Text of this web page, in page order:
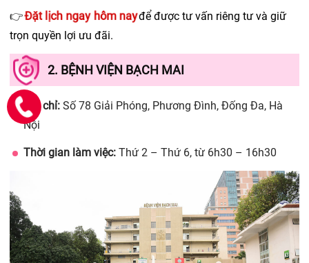
👉Đặt lịch ngay hôm nayđể được tư vấn riêng tư và giữ
trọn quyền lợi ưu đãi.
2. BỆNH VIỆN BẠCH MAI
Địa chỉ: Số 78 Giải Phóng, Phương Đình, Đống Đa, Hà
Nội
Thời gian làm việc: Thứ 2 – Thứ 6, từ 6h30 – 16h30